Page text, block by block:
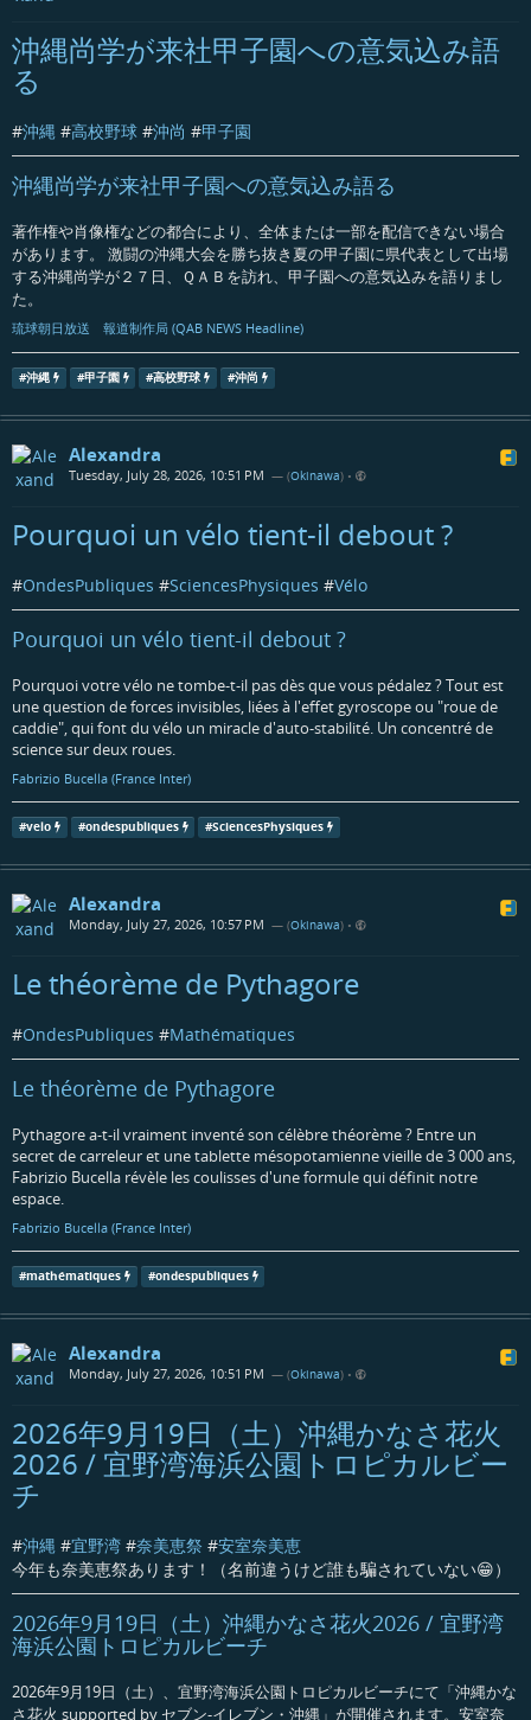
沖縄尚学が来社甲子園への意気込み語
る
#沖縄 #高校野球 #沖尚 #甲子園
沖縄尚学が来社甲子園への意気込み語る
著作権や肖像権などの都合により、全体または一部を配信できない場合
があります。 激闘の沖縄大会を勝ち抜き夏の甲子園に県代表として出場
する沖縄尚学が２７日、ＱＡＢを訪れ、甲子園への意気込みを語りまし
た。
琉球朝日放送 報道制作局 (QAB NEWS Headline)
#沖縄 #甲子園 #高校野球 #沖尚
Alexandra
Tuesday, July 28, 2026, 10:51 PM — (Okinawa) •
Pourquoi un vélo tient-il debout ?
#OndesPubliques #SciencesPhysiques #Vélo
Pourquoi un vélo tient-il debout ?
Pourquoi votre vélo ne tombe-t-il pas dès que vous pédalez ? Tout est
une question de forces invisibles, liées à l'effet gyroscope ou "roue de
caddie", qui font du vélo un miracle d'auto-stabilité. Un concentré de
science sur deux roues.
Fabrizio Bucella (France Inter)
#velo #ondespubliques #SciencesPhysiques
Alexandra
Monday, July 27, 2026, 10:57 PM — (Okinawa) •
Le théorème de Pythagore
#OndesPubliques #Mathématiques
Le théorème de Pythagore
Pythagore a-t-il vraiment inventé son célèbre théorème ? Entre un
secret de carreleur et une tablette mésopotamienne vieille de 3 000 ans,
Fabrizio Bucella révèle les coulisses d'une formule qui définit notre
espace.
Fabrizio Bucella (France Inter)
#mathématiques #ondespubliques
Alexandra
Monday, July 27, 2026, 10:51 PM — (Okinawa) •
2026年9月19日（土）沖縄かなさ花火
2026 / 宜野湾海浜公園トロピカルビー
チ
#沖縄 #宜野湾 #奈美恵祭 #安室奈美恵
今年も奈美恵祭あります！（名前違うけど誰も騙されていない😁）
2026年9月19日（土）沖縄かなさ花火2026 / 宜野湾
海浜公園トロピカルビーチ
2026年9月19日（土）、宜野湾海浜公園トロピカルビーチにて「沖縄かな
さ花火 supported by セブン-イレブン・沖縄」が開催されます。安室奈